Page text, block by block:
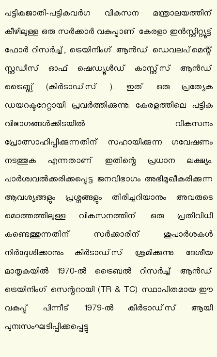
പട്ടികജാതി-പട്ടികവർഗ വികസന മന്ത്രാലയത്തിന്
കീഴിലുള്ള ഒരു സർക്കാർ വകുപ്പാണ് കേരളാ ഇൻസ്റ്റിറ്റ്യൂട്ട്
ഫോർ റിസർച്ച്, ട്രെയിനിംഗ് ആൻഡ് ഡെവലപ്‌മെന്റ്
സ്റ്റഡീസ് ഓഫ് ഷെഡ്യൂൾഡ് കാസ്റ്റ്സ് ആൻഡ്
ട്രൈബ്സ് (കിർടാഡ്‌സ് ). ഇത് ഒരു പ്രത്യേക
ഡയറക്ടറേറ്റായി പ്രവർത്തിക്കുന്നു. കേരളത്തിലെ പട്ടിക
വിഭാഗങ്ങൾക്കിടയിൽ വികസനം
പ്രോത്സാഹിപ്പിക്കുന്നതിന് സഹായിക്കുന്ന ഗവേഷണം
നടത്തുക എന്നതാണ് ഇതിന്റെ പ്രധാന ലക്ഷ്യം.
പാർശ്വവൽക്കരിക്കപ്പെട്ട ജനവിഭാഗം അഭിമുഖീകരിക്കുന്ന
ആവശ്യങ്ങളും പ്രശ്നങ്ങളും തിരിച്ചറിയാനും അവരുടെ
മൊത്തത്തിലുള്ള വികസനത്തിന് ഒരു പ്രതിവിധി
കണ്ടെത്തുന്നതിന് സർക്കാരിന് ശുപാർശകൾ
നിർദ്ദേശിക്കാനും കിർടാഡ്‌സ് ശ്രമിക്കുന്നു. ദേശീയ
മാതൃകയിൽ 1970-ൽ ട്രൈബൽ റിസർച്ച് ആൻഡ്
ട്രെയിനിംഗ് സെന്ററായി (TR & TC) സ്ഥാപിതമായ ഈ
വകുപ്പ് പിന്നീട് 1979-ൽ കിർടാഡ്‌സ് ആയി
പുനഃസംഘടിപ്പിക്കപ്പെട്ടു